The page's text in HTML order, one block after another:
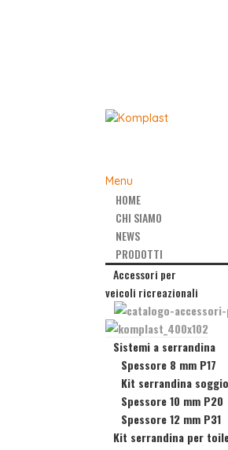
Menu
HOME
CHI SIAMO
NEWS
PRODOTTI
Accessori per
veicoli ricreazionali
Sistemi a serrandina
Spessore 8 mm P17
Kit serrandina
Spessore 10 mm P20
Spessore 12 mm P31
Kit serrandina per